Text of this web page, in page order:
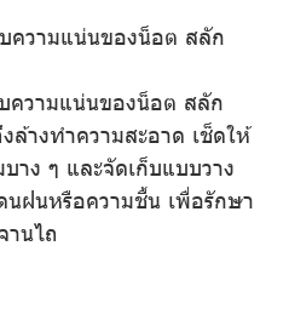
ความแน่นของน็อต สลัก
ความแน่นของน็อต สลัก
ล้างทำความสะอาด เช็ดให้
ง ๆ และจัดเก็บแบบวาง
ฝนหรือความชื้น เพื่อรักษา
นไถ